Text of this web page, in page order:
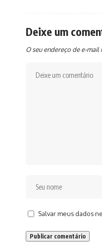
Deixe um
O seu endereço de e-
Salvar meus dados